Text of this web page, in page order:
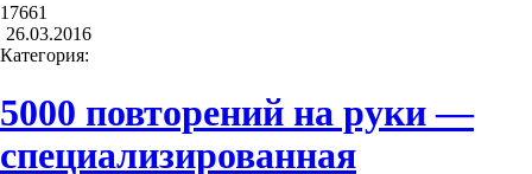
17661
26.03.2016
Категория:
5000 повторений на руки —
специализированная